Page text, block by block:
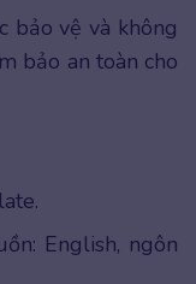
bảo vệ và không
bảo an toàn cho
English, ngôn